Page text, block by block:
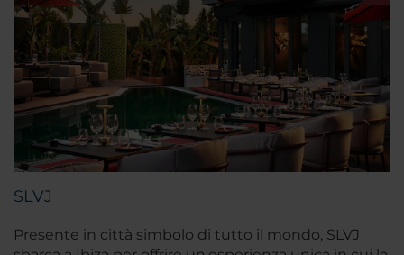
SLVJ
Presente in città simbolo di tutto il mondo, SLVJ